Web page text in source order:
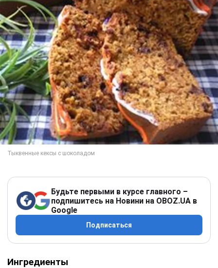
Будьте первыми в курсе главного –
подпишитесь на Новини на OBOZ.UA в
Google
Подписаться
Ингредиенты